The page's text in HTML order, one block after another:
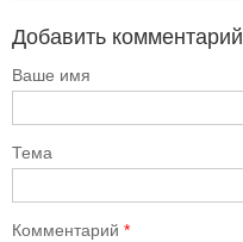
Добавить комментарий
Ваше имя
Тема
Комментарий *